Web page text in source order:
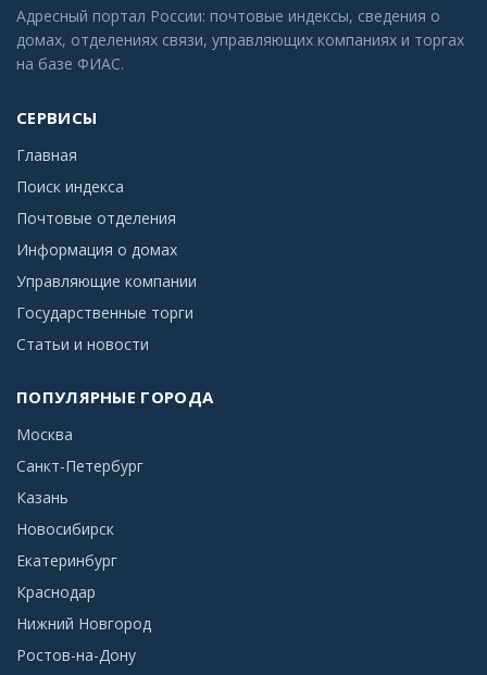
Адресный портал России: почтовые индексы, сведения о
домах, отделениях связи, управляющих компаниях и торгах
на базе ФИАС.
СЕРВИСЫ
Главная
Поиск индекса
Почтовые отделения
Информация о домах
Управляющие компании
Государственные торги
Статьи и новости
ПОПУЛЯРНЫЕ ГОРОДА
Москва
Санкт-Петербург
Казань
Новосибирск
Екатеринбург
Краснодар
Нижний Новгород
Ростов-на-Дону